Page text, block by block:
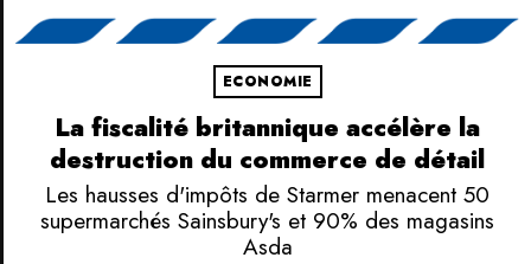
ECONOMIE
La fiscalité britannique accélère la
destruction du commerce de détail
Les hausses d'impôts de Starmer menacent 50
supermarchés Sainsbury's et 90% des magasins
Asda